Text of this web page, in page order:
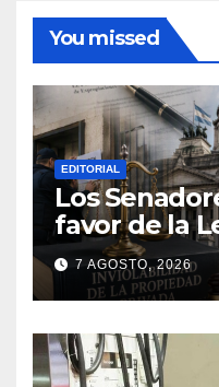
You missed
EDITORIAL
Los
favor de la
7 AGOSTO, 2026